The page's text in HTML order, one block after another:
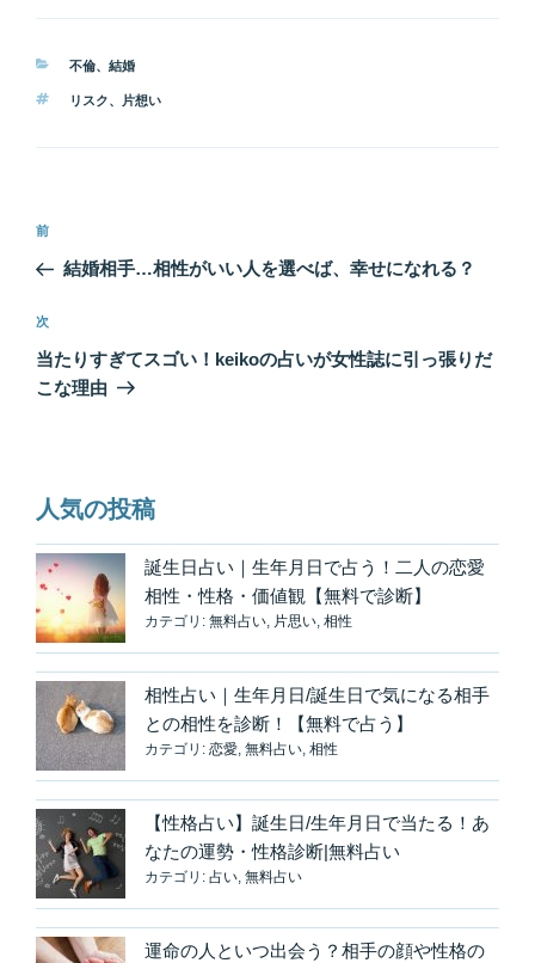
カ
ゴ
ー
不倫、 結婚
タ
リスク、 片想い
投
ナ
ビ
ゲ
ー
前
の
稿
前
結婚相手…相性がいい人を選べば、幸せになれる？
次
の
投
次
当たりすぎてスゴい！keikoの占いが女性誌に引っ張りだ
こな理由
人気の投稿
誕生日占い｜生年月日で占う！二人の恋愛
相性・性格・価値観【無料で診断】
カテゴリ: 無料占い, 片思い, 相性
相性占い｜生年月日/誕生日で気になる相手
との相性を診断！【無料で占う】
カテゴリ: 恋愛, 無料占い, 相性
【性格占い】誕生日/生年月日で当たる！あ
なたの運勢・性格診断|無料占い
カテゴリ: 占い, 無料占い
運命の人といつ出会う？相手の顔や性格の